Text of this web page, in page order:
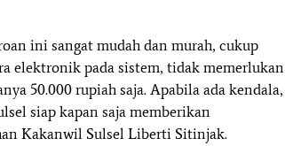
ini sangat mudah dan murah, cukup
elektronik pada sistem, tidak memerlukan
50.000 rupiah saja. Apabila ada kendala,
siap kapan saja memberikan
Kakanwil Sulsel Liberti Sitinjak.